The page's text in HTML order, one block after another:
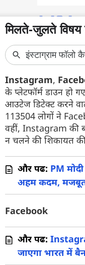
Instagram,
के प्लेटफॉर्म डाउन हो
आउटेज डिटेक्ट करने
113504 लोगों ने
वहीं, Instagram की
न चलने की शिकायत
और पढें: PM
अहम कदम, मजबूत
Facebook
और पढें:
जाएगा भारत में